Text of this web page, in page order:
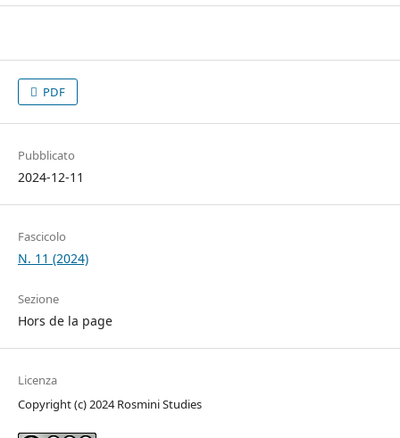
PDF
Pubblicato
2024-12-11
Fascicolo
N. 11 (2024)
Sezione
Hors de la page
Licenza
Copyright (c) 2024 Rosmini Studies